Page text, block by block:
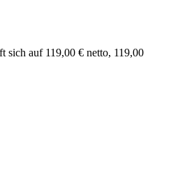
sich auf 119,00 € netto, 119,00